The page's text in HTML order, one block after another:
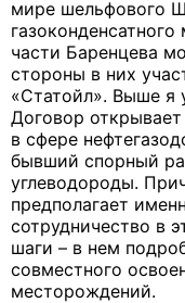
мире шельфового
части Баренцева
стороны в них
«Статойл». Выше я
Договор
в сфере
бывший спорный
углеводороды.
предполагает
сотрудничество в
шаги – в нем
совместного
месторождений.